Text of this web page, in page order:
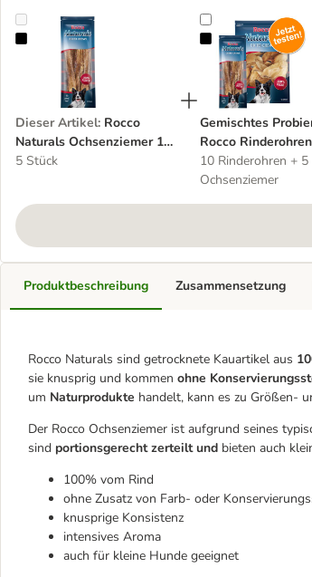
Rocco Naturals Ochsenziemer 12 cm
Dieser Artikel: Rocco
Naturals Ochsenziemer 12
cm
5 Stück
Gemischtes
Gemischtes
Rocco
Ochsenziemer
10 Rinderohren + 5
Ochsenziemer
Produktbeschreibung
Rocco Naturals sind getrocknete Kauartikel aus
sie knusprig und kommen ohne
um Naturprodukte handelt, kann es zu Größen-
Der Rocco Ochsenziemer ist aufgrund seines
sind portionsgerecht zerteilt und bieten auch
100% vom Rind
ohne Zusatz von Farb- oder
knusprige Konsistenz
intensives Aroma
auch für kleine Hunde geeignet
Zusammensetzung